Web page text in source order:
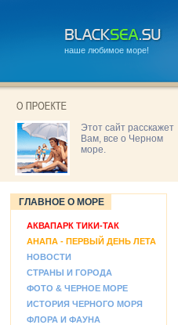
наше любимое море!
Этот сайт расскажет
Вам, все о Черном
море.
ГЛАВНОЕ О МОРЕ
АКВАПАРК ТИКИ-ТАК
АНАПА - ПЕРВЫЙ ДЕНЬ ЛЕТА
НОВОСТИ
СТРАНЫ И ГОРОДА
ФОТО & ЧЕРНОЕ МОРЕ
ИСТОРИЯ ЧЕРНОГО МОРЯ
ФЛОРА И ФАУНА